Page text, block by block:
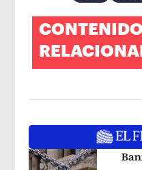
CONTENIDO